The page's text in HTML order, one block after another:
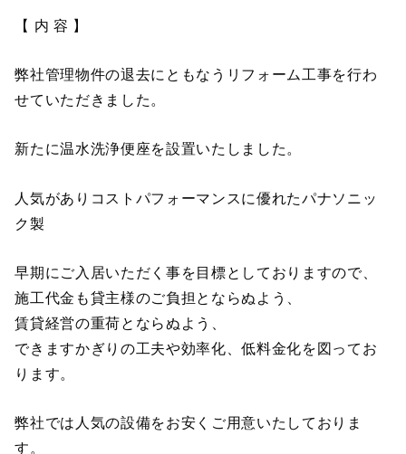
【 内 容 】
弊社管理物件の退去にともなうリフォーム工事を行わ
せていただきました。
新たに温水洗浄便座を設置いたしました。
人気がありコストパフォーマンスに優れたパナソニッ
ク製
早期にご入居いただく事を目標としておりますので、
施工代金も貸主様のご負担とならぬよう、
賃貸経営の重荷とならぬよう、
できますかぎりの工夫や効率化、低料金化を図ってお
ります。
弊社では人気の設備をお安くご用意いたしておりま
す。